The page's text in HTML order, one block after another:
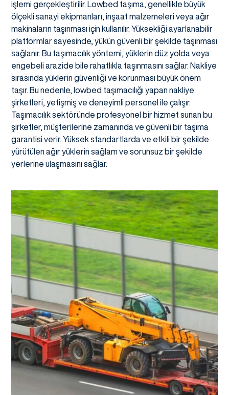
işlemi gerçekleştirilir. Lowbed taşıma, genellikle büyük
ölçekli sanayi ekipmanları, inşaat malzemeleri veya ağır
makinaların taşınması için kullanılır. Yüksekliği ayarlanabilir
platformlar sayesinde, yükün güvenli bir şekilde taşınması
sağlanır. Bu taşımacılık yöntemi, yüklerin düz yolda veya
engebeli arazide bile rahatlıkla taşınmasını sağlar. Nakliye
sırasında yüklerin güvenliği ve korunması büyük önem
taşır. Bu nedenle, lowbed taşımacılığı yapan nakliye
şirketleri, yetişmiş ve deneyimli personel ile çalışır.
Taşımacılık sektöründe profesyonel bir hizmet sunan bu
şirketler, müşterilerine zamanında ve güvenli bir taşıma
garantisi verir. Yüksek standartlarda ve etkili bir şekilde
yürütülen ağır yüklerin sağlam ve sorunsuz bir şekilde
yerlerine ulaşmasını sağlar.